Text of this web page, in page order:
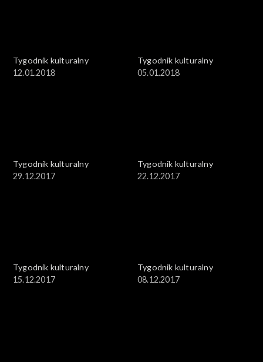
Tygodnik kulturalny
12.01.2018
Tygodnik kulturalny
05.01.2018
Tygodnik kulturalny
29.12.2017
Tygodnik kulturalny
22.12.2017
Tygodnik kulturalny
15.12.2017
Tygodnik kulturalny
08.12.2017